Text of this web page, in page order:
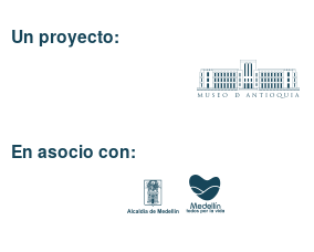
Un proyecto:
En asocio con: